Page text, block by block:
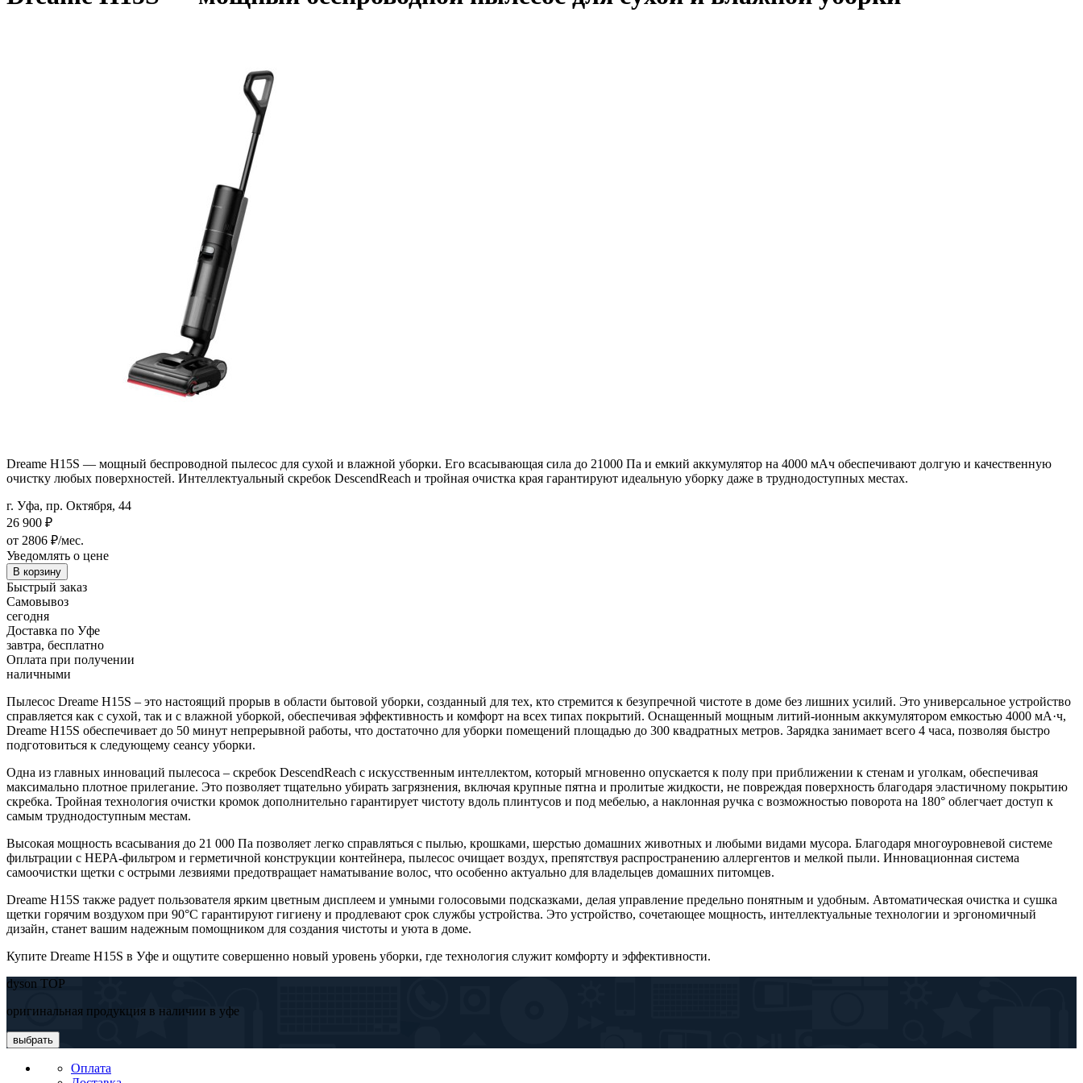
Dreame H15S — мощный беспроводной пылесос для сухой и влажной уборки. Его всасывающая сила до 21000 Па и емкий аккумулятор на 4000 мАч обеспечивают долгую и качественную
очистку любых поверхностей. Интеллектуальный скребок DescendReach и тройная очистка края гарантируют идеальную уборку даже в труднодоступных местах.
г. Уфа, пр. Октября, 44
26 900 ₽
от 2806 ₽/мес.
Уведомлять о цене
В корзину
Быстрый заказ
Самовывоз
сегодня
Доставка по Уфе
завтра, бесплатно
Оплата при получении
наличными
Пылесос Dreame H15S – это настоящий прорыв в области бытовой уборки, созданный для тех, кто стремится к безупречной чистоте в доме без лишних усилий. Это универсальное устройство
справляется как с сухой, так и с влажной уборкой, обеспечивая эффективность и комфорт на всех типах покрытий. Оснащенный мощным литий-ионным аккумулятором емкостью 4000 мА·ч,
Dreame H15S обеспечивает до 50 минут непрерывной работы, что достаточно для уборки помещений площадью до 300 квадратных метров. Зарядка занимает всего 4 часа, позволяя быстро
подготовиться к следующему сеансу уборки.
Одна из главных инноваций пылесоса – скребок DescendReach с искусственным интеллектом, который мгновенно опускается к полу при приближении к стенам и уголкам, обеспечивая
максимально плотное прилегание. Это позволяет тщательно убирать загрязнения, включая крупные пятна и пролитые жидкости, не повреждая поверхность благодаря эластичному покрытию
скребка. Тройная технология очистки кромок дополнительно гарантирует чистоту вдоль плинтусов и под мебелью, а наклонная ручка с возможностью поворота на 180° облегчает доступ к
самым труднодоступным местам.
Высокая мощность всасывания до 21 000 Па позволяет легко справляться с пылью, крошками, шерстью домашних животных и любыми видами мусора. Благодаря многоуровневой системе
фильтрации с HEPA-фильтром и герметичной конструкции контейнера, пылесос очищает воздух, препятствуя распространению аллергентов и мелкой пыли. Инновационная система
самоочистки щетки с острыми лезвиями предотвращает наматывание волос, что особенно актуально для владельцев домашних питомцев.
Dreame H15S также радует пользователя ярким цветным дисплеем и умными голосовыми подсказками, делая управление предельно понятным и удобным. Автоматическая очистка и сушка
щетки горячим воздухом при 90°C гарантируют гигиену и продлевают срок службы устройства. Это устройство, сочетающее мощность, интеллектуальные технологии и эргономичный
дизайн, станет вашим надежным помощником для создания чистоты и уюта в доме.
Купите Dreame H15S в Уфе и ощутите совершенно новый уровень уборки, где технология служит комфорту и эффективности.
dyson TOP
оригинальная продукция в наличии в уфе
выбрать
Оплата